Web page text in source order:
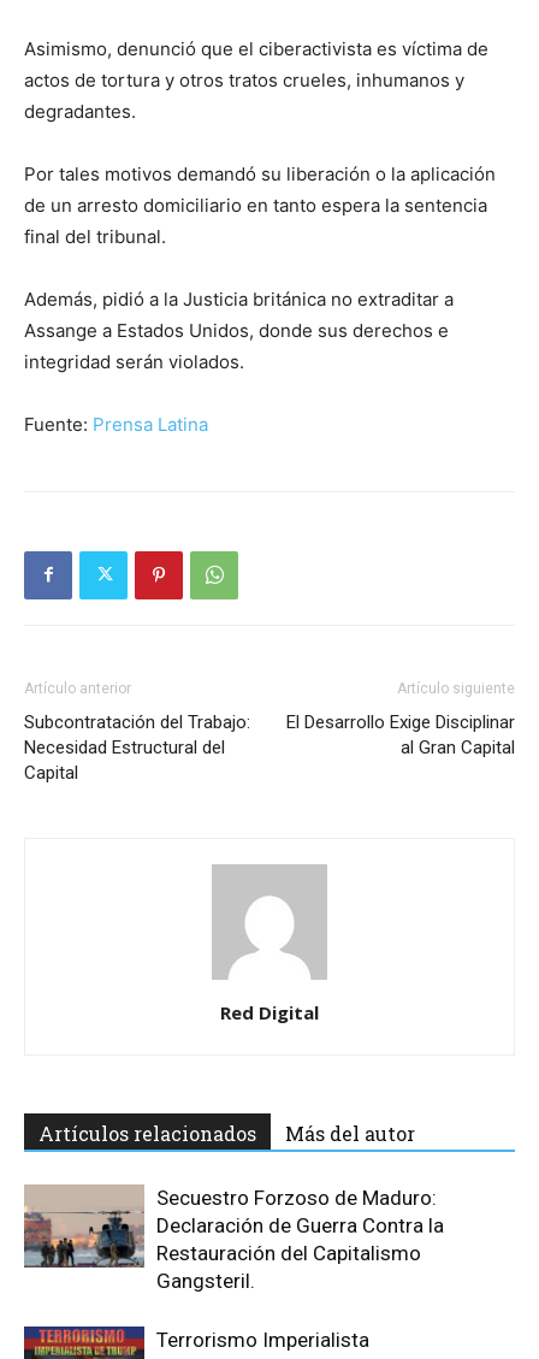
Asimismo, denunció que el ciberactivista es víctima de
actos de tortura y otros tratos crueles, inhumanos y
degradantes.
Por tales motivos demandó su liberación o la aplicación
de un arresto domiciliario en tanto espera la sentencia
final del tribunal.
Además, pidió a la Justicia británica no extraditar a
Assange a Estados Unidos, donde sus derechos e
integridad serán violados.
Fuente: Prensa Latina
Artículo anterior
Subcontratación del Trabajo:
Necesidad Estructural del
Capital
Artículo siguiente
El Desarrollo Exige Disciplinar
al Gran Capital
Red Digital
Artículos relacionados Más del autor
Secuestro Forzoso de Maduro:
Declaración de Guerra Contra la
Restauración del Capitalismo
Gangsteril.
Terrorismo Imperialista